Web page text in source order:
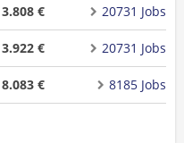
3.808 € 20731 Jobs
3.922 € 20731 Jobs
8.083 € 8185 Jobs